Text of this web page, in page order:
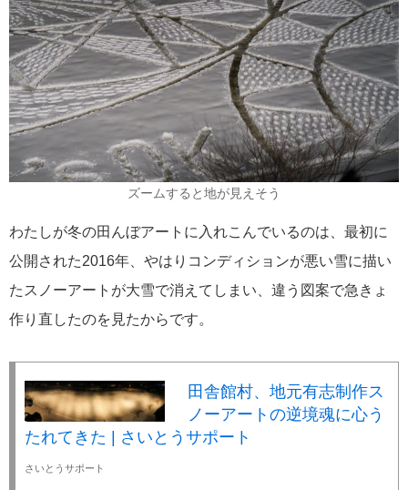
ズームすると地が見えそう
わたしが冬の田んぼアートに入れこんでいるのは、最初に
公開された2016年、やはりコンディションが悪い雪に描い
たスノーアートが大雪で消えてしまい、違う図案で急きょ
作り直したのを見たからです。
田舎館村、地元有志制作ス
ノーアートの逆境魂に心う
たれてきた | さいとうサポート
さいとうサポート